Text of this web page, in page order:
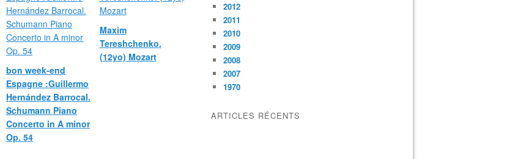
bon week-end
Espagne :Guillermo
Hernández Barrocal.
Schumann Piano
Concerto in A minor
Op. 54
Maxim
Tereshchenko.
(12yo) Mozart
2012
2011
2010
2009
2008
2007
1970
ARTICLES RÉCENTS